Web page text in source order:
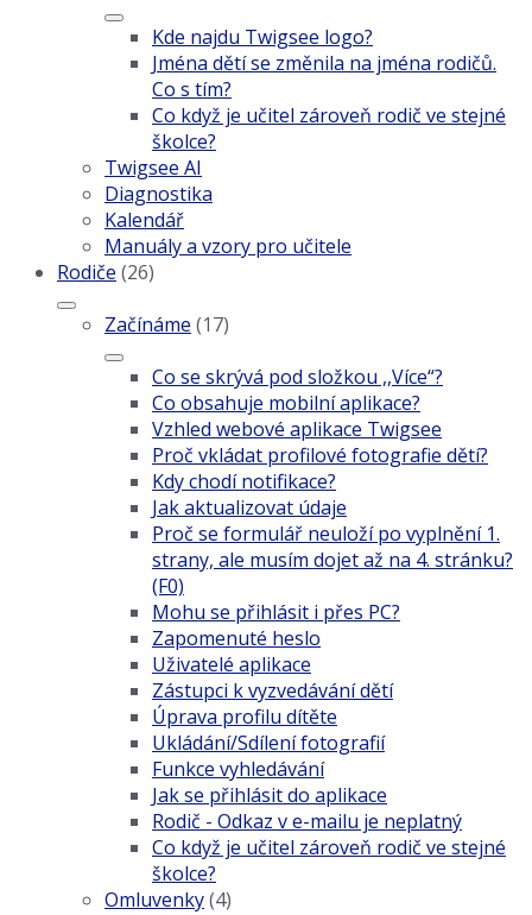
Kde najdu Twigsee logo?
Jména dětí se změnila na jména rodičů.
Co s tím?
Co když je učitel zároveň rodič ve stejné
školce?
Twigsee AI
Diagnostika
Kalendář
Manuály a vzory pro učitele
Rodiče (26)
Začínáme (17)
Co se skrývá pod složkou ,,Více“?
Co obsahuje mobilní aplikace?
Vzhled webové aplikace Twigsee
Proč vkládat profilové fotografie dětí?
Kdy chodí notifikace?
Jak aktualizovat údaje
Proč se formulář neuloží po vyplnění 1.
strany, ale musím dojet až na 4. stránku?
(F0)
Mohu se přihlásit i přes PC?
Zapomenuté heslo
Uživatelé aplikace
Zástupci k vyzvedávání dětí
Úprava profilu dítěte
Ukládání/Sdílení fotografií
Funkce vyhledávání
Jak se přihlásit do aplikace
Rodič - Odkaz v e-mailu je neplatný
Co když je učitel zároveň rodič ve stejné
školce?
Omluvenky(4)